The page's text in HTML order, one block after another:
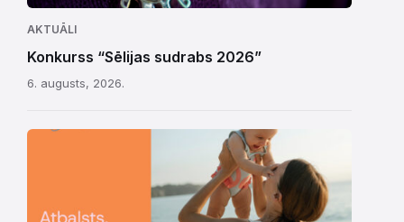
AKTUĀLI
Konkurss “Sēlijas sudrabs 2026”
6. augusts, 2026.